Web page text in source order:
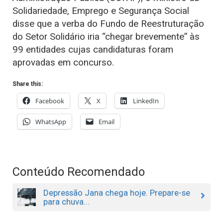
Solidariedade, Emprego e Segurança Social
disse que a verba do Fundo de Reestruturação
do Setor Solidário iria “chegar brevemente” às
99 entidades cujas candidaturas foram
aprovadas em concurso.
Share this:
Facebook X LinkedIn
WhatsApp Email
Conteúdo Recomendado
Depressão Jana chega hoje. Prepare-se
para chuva...